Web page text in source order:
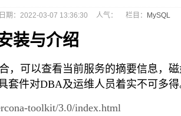
日期：2022-03-07 13:36:30 人气： 栏目： MySQL
装与介绍
，可以查看当前服务的摘要信息，磁
件对DBA及运维人员着实不可多得
toolkit/3.0/index.html